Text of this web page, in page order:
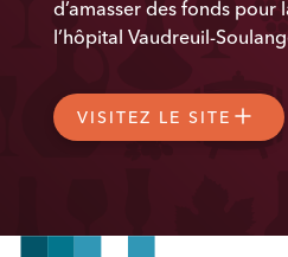
d’amasser des fonds pour
l’hôpital Vaudreuil-
VISITEZ LE SITE